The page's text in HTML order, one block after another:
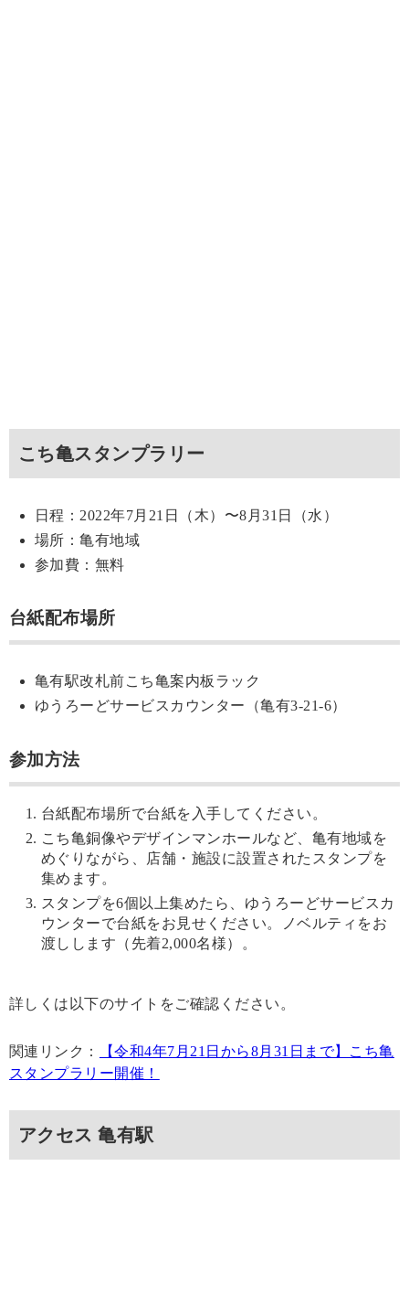
こち亀スタンプラリー
日程：2022年7月21日（木）〜8月31日（水）
場所：亀有地域
参加費：無料
台紙配布場所
亀有駅改札前こち亀案内板ラック
ゆうろーどサービスカウンター（亀有3-21-6）
参加方法
台紙配布場所で台紙を入手してください。
こち亀銅像やデザインマンホールなど、亀有地域を
めぐりながら、店舗・施設に設置されたスタンプを
集めます。
スタンプを6個以上集めたら、ゆうろーどサービスカ
ウンターで台紙をお見せください。ノベルティをお
渡しします（先着2,000名様）。
詳しくは以下のサイトをご確認ください。
関連リンク：
【令和4年7月21日から8月31日まで】こち亀
スタンプラリー開催！
アクセス 亀有駅